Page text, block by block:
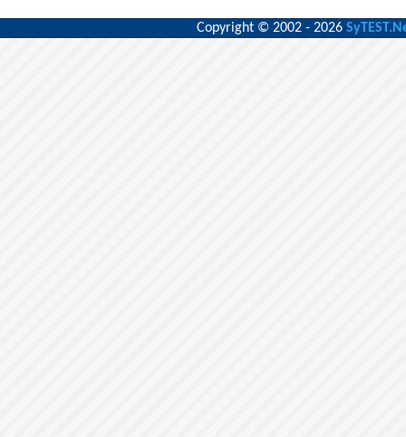
Copyright © 2002 - 2026